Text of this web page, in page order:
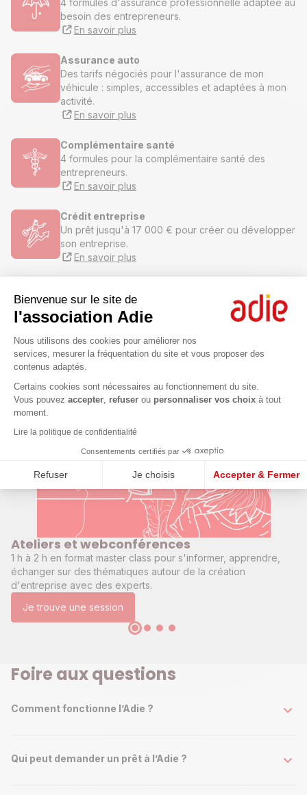
Bienvenue sur le site de
l'association Adie
Plateforme de Gestion du
Nous utilisons des cookies pour améliorer nos
services, mesurer la fréquentation du site et vous proposer des
contenus adaptés.
Certains cookies sont nécessaires au fonctionnement du site.
Vous pouvez accepter refuser ou personnaliser vos choix à tout
moment.
Lire la politique de confidentialité
Consentements certifiés par
Refuser Je choisis Accepter & Fermer
Axeptio consent
besoin des entrepreneurs.
En savoir plus
Assurance auto
Des tarifs négociés pour l'assurance de mon
véhicule : simples, accessibles et adaptées à mon
activité.
En savoir plus
Complémentaire santé
4 formules pour la complémentaire santé des
entrepreneurs.
En savoir plus
Crédit entreprise
Un prêt jusqu'à 17 000 € pour créer ou développer
son entreprise.
En savoir plus
Jusqu’à 17 000 € pour l’achat d'un véhicule neuf ou
d’occasion, pour sa réparation ou pour passer le
En savoir plus
Accompagnement pour les
entrepreneurs
Ateliers et webconférences
1 h à 2 h en format master class pour s'informer, apprendre,
échanger sur des thématiques autour de la création
d'entreprise avec des experts.
Je trouve une session
Foire aux questions
Comment fonctionne l’Adie ?
Qui peut demander un prêt à l’Adie ?